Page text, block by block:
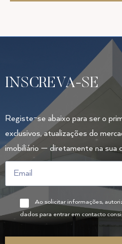
INSCREVA-SE
Registe-se abaixo para ser o
exclusivos, atualizações do
imobiliário — diretamente na sua
Ao solicitar informações,
dados para entrar em contacto